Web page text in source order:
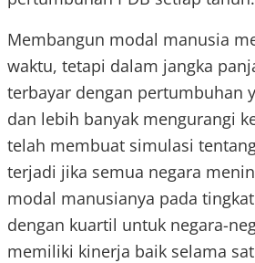
Membangun modal manusia
waktu, tetapi dalam jangka
terbayar dengan pertumbuhan
dan lebih banyak mengurangi
telah membuat simulasi
terjadi jika semua negara
modal manusianya pada
dengan kuartil untuk negara-
memiliki kinerja baik selama